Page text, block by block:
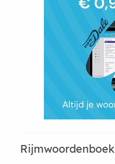
Rijmwoordenboek